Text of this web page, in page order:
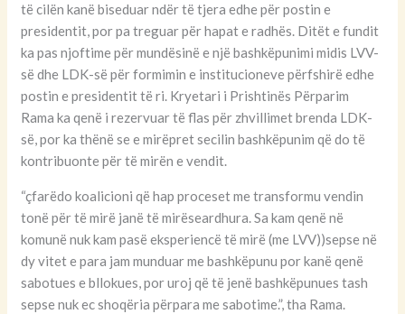
të cilën kanë biseduar ndër të tjera edhe për postin e
presidentit, por pa treguar për hapat e radhës. Ditët e fundit
ka pas njoftime për mundësinë e një bashkëpunimi midis LVV-
së dhe LDK-së për formimin e institucioneve përfshirë edhe
postin e presidentit të ri. Kryetari i Prishtinës Përparim
Rama ka qenë i rezervuar të flas për zhvillimet brenda LDK-
së, por ka thënë se e mirëpret secilin bashkëpunim që do të
kontribuonte për të mirën e vendit.
“çfarëdo koalicioni që hap proceset me transformu vendin
tonë për të mirë janë të mirëseardhura. Sa kam qenë në
komunë nuk kam pasë eksperiencë të mirë (me LVV))sepse në
dy vitet e para jam munduar me bashkëpunu por kanë qenë
sabotues e bllokues, por uroj që të jenë bashkëpunues tash
sepse nuk ec shoqëria përpara me sabotime.”, tha Rama.